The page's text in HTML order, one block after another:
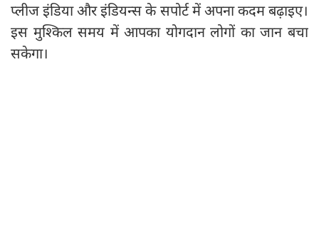
प्लीज इंडिया और इंडियन्स के सपोर्ट में अपना कदम बढ़ाइए।
इस मुश्किल समय में आपका योगदान लोगों का जान बचा
सकेगा।